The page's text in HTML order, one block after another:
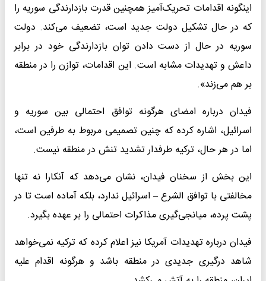
اینگونه اقدامات تحریک‌آمیز همچنین قدرت بازدارندگی سوریه را
که در حال تشکیل دولت جدید است، تضعیف می‌کند. دولت
سوریه در حال از دست دادن توان بازدارندگی خود در برابر
داعش و تهدیدات مشابه است. این اقدامات، توازن را در منطقه
بر هم می‌زند».
فیدان درباره امضای هرگونه توافق احتمالی بین سوریه و
اسرائیل، اشاره کرده که چنین تصمیمی مربوط به طرفین است،
اما در هر حال، ترکیه طرفدار تشدید تنش در منطقه نیست.
این بخش از سخنان فیدان، نشان می‌دهد که آنکارا نه تنها
مخالفتی با توافق الشرع – اسرائیل ندارد، بلکه آماده است تا در
پشت پرده، میانجی‌گیری مذاکرات احتمالی را بر عهده بگیرد.
فیدان درباره تهدیدات آمریکا نیز اعلام کرده که ترکیه نمی‌خواهد
شاهد درگیری جدیدی در منطقه باشد و هرگونه اقدام علیه